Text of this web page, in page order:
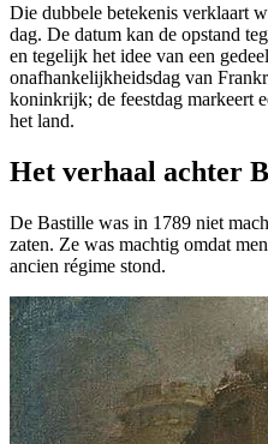
Die dubbele betekenis verklaart
dag. De datum kan de opstand
en tegelijk het idee van een
onafhankelijkheidsdag van
koninkrijk; de feestdag markeert
het land.
Het verhaal achter
De Bastille was in 1789 niet
zaten. Ze was machtig omdat
ancien régime stond.